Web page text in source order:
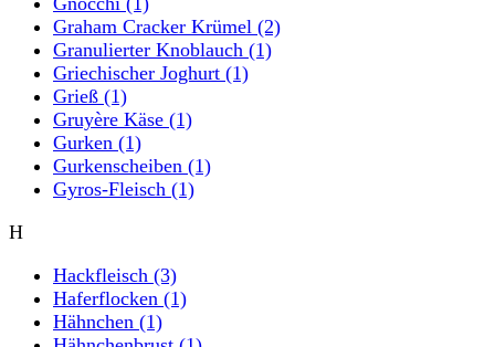
Graham Cracker Krümel (2)
Granulierter Knoblauch (1)
Griechischer Joghurt (1)
Grieß (1)
Gruyère Käse (1)
Gurken (1)
Gurkenscheiben (1)
Gyros-Fleisch (1)
H
Hackfleisch (3)
Haferflocken (1)
Hähnchen (1)